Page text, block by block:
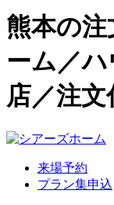
熊本の
ーム／
店／注
来場予約
プラン集申込